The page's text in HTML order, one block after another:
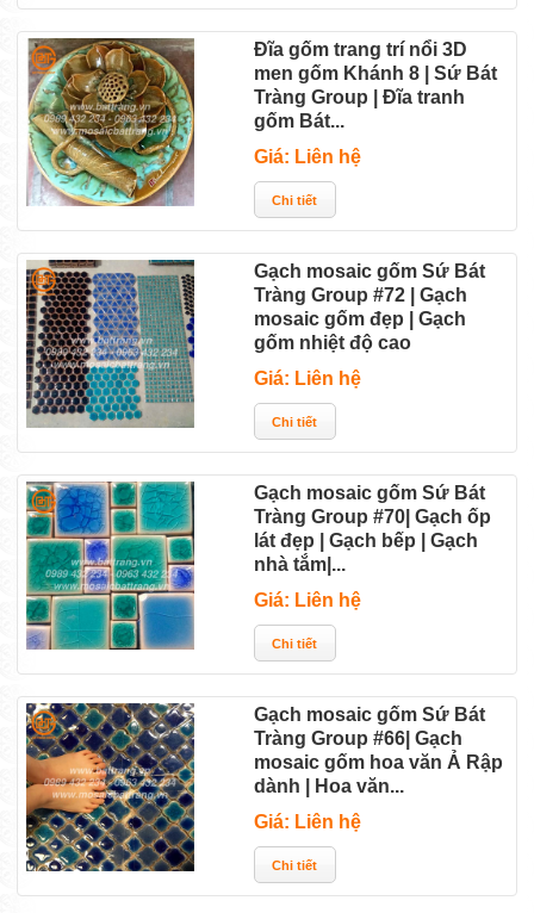
Đĩa gốm trang trí nổi 3D
men gốm Khánh 8 | Sứ Bát
Tràng Group | Đĩa tranh
gốm Bát...
Giá: Liên hệ
Gạch mosaic gốm Sứ Bát
Tràng Group #72 | Gạch
mosaic gốm đẹp | Gạch
gốm nhiệt độ cao
Giá: Liên hệ
Gạch mosaic gốm Sứ Bát
Tràng Group #70| Gạch ốp
lát đẹp | Gạch bếp | Gạch
nhà tắm|...
Giá: Liên hệ
Gạch mosaic gốm Sứ Bát
Tràng Group #66| Gạch
mosaic gốm hoa văn Ả Rập
dành | Hoa văn...
Giá: Liên hệ